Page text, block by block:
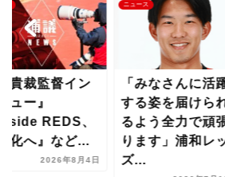
貴裁監督イン
ュー』
REDS、
化へ』など...
2026年8月4日
ニュース
「みなさんに活
する姿を届けら
るよう全力で頑
ります」浦和レ
ズ...